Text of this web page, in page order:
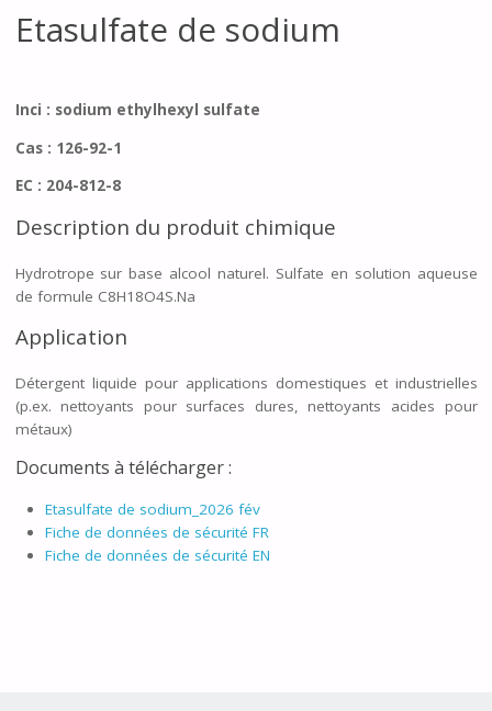
Etasulfate de sodium
Inci : sodium ethylhexyl sulfate
Cas : 126-92-1
EC : 204-812-8
Description du produit chimique
Hydrotrope sur base alcool naturel. Sulfate en solution aqueuse
de formule C8H18O4S.Na
Application
Détergent liquide pour applications domestiques et industrielles
(p.ex. nettoyants pour surfaces dures, nettoyants acides pour
métaux)
Documents à télécharger :
Etasulfate de sodium_2026 fév
Fiche de données de sécurité FR
Fiche de données de sécurité EN